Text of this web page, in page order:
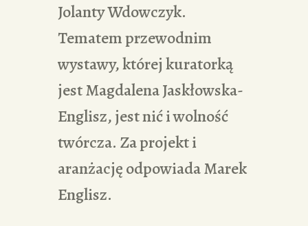
Jolanty Wdowczyk.
Tematem przewodnim
wystawy, której kuratorką
jest Magdalena Jaskłowska-
Englisz, jest nić i wolność
twórcza. Za projekt i
aranżację odpowiada Marek
Englisz.